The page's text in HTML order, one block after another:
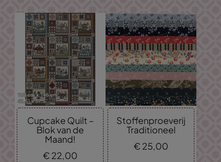
Cupcake Quilt –
Blok van de
Maand!
€ 22,00
Stoffenproeverij
Traditioneel
€ 25,00